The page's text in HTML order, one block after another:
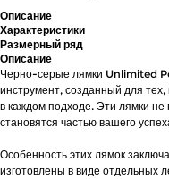
Описание
Характеристики
Размерный ряд
Описание
Черно-серые лямки Unlimited
инструмент, созданный для
в каждом подходе. Эти лямки
становятся частью вашего
Особенность этих лямок
изготовлены в виде отдельных